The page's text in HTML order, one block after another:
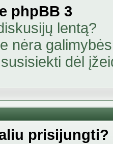
phpBB 3
lentą?
nėra
dėl
prisijungti?